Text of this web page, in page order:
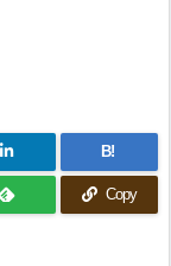
B!
Copy